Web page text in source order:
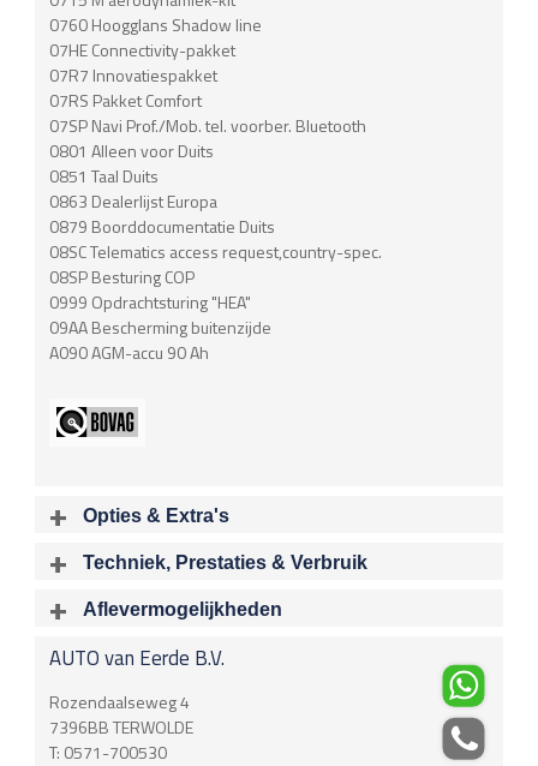
0760 Hoogglans Shadow line
07HE Connectivity-pakket
07R7 Innovatiespakket
07RS Pakket Comfort
07SP Navi Prof./Mob. tel. voorber. Bluetooth
0801 Alleen voor Duits
0851 Taal Duits
0863 Dealerlijst Europa
0879 Boorddocumentatie Duits
08SC Telematics access request,country-spec.
08SP Besturing COP
0999 Opdrachtsturing "HEA"
09AA Bescherming buitenzijde
A090 AGM-accu 90 Ah
Opties & Extra's
Chroom delen exterieur
Airbag
Airbag Passagier
Airbag, zijdelings voor 2x
Gordijn/hoofd airbags achter
Techniek, Prestaties & Verbruik
6 2996 cc
Vermogen
Acceleratietijd 80-120
sec
Aflevermogelijkheden
onderstaande
€
AUTO van Eerde B.V.
Rozendaalseweg 4
7396BBTERWOLDE
T: 0571-700530